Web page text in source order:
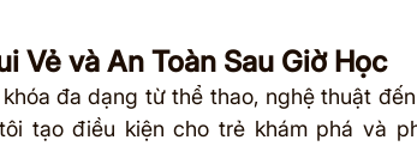
Vẻ và An Toàn Sau Giờ Học
đa dạng từ thể thao, nghệ thuật
tạo điều kiện cho trẻ khám phá và